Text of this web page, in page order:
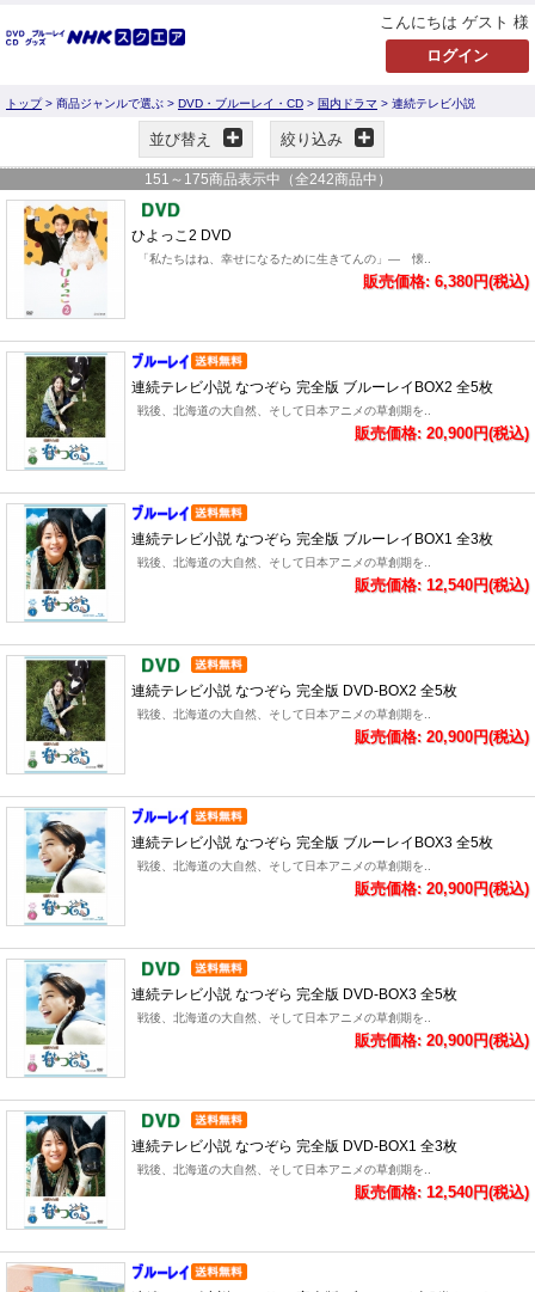
こんにちは ゲスト 様
トップ> 商品ジャンルで選ぶ > DVD・ブルーレイ・CD > 国内ドラマ > 連続テレビ小説
並び替え 絞り込み
151 ～ 175商品表示中（全242商品中）
ひよっこ2 DVD
「私たちはね、幸せになるために生きてんの」― 懐..
販売価格: 6,380円(税込)
連続テレビ小説 なつぞら 完全版 ブルーレイBOX2 全5枚
戦後、北海道の大自然、そして日本アニメの草創期を..
販売価格: 20,900円(税込)
連続テレビ小説 なつぞら 完全版 ブルーレイBOX1 全3枚
戦後、北海道の大自然、そして日本アニメの草創期を..
販売価格: 12,540円(税込)
連続テレビ小説 なつぞら 完全版 DVD-BOX2 全5枚
戦後、北海道の大自然、そして日本アニメの草創期を..
販売価格: 20,900円(税込)
連続テレビ小説 なつぞら 完全版 ブルーレイBOX3 全5枚
戦後、北海道の大自然、そして日本アニメの草創期を..
販売価格: 20,900円(税込)
連続テレビ小説 なつぞら 完全版 DVD-BOX3 全5枚
戦後、北海道の大自然、そして日本アニメの草創期を..
販売価格: 20,900円(税込)
連続テレビ小説 なつぞら 完全版 DVD-BOX1 全3枚
戦後、北海道の大自然、そして日本アニメの草創期を..
販売価格: 12,540円(税込)